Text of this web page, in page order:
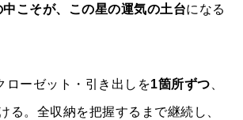
中こそが、この星の運気の土台になる
ローゼット・引き出しを1箇所ずつ
る。全収納を把握するまで継続し、